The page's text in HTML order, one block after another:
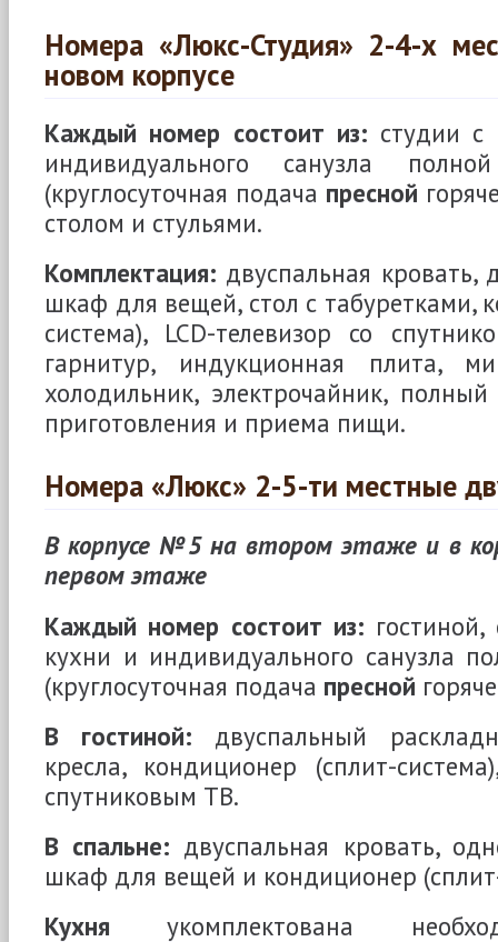
Номера «Люкс-Студия» 2-4-х
новом корпусе
Каждый номер состоит из: студии с
индивидуального санузла
(круглосуточная подача пресной
столом и стульями.
Комплектация: двуспальная кровать,
шкаф для вещей, стол с табуретками,
система), LCD-телевизор со
гарнитур, индукционная плита,
холодильник, электрочайник,
приготовления и приема пищи.
Номера «Люкс» 2-5-ти местные
В корпусе №5 на втором этаже и в
первом этаже
Каждый номер состоит из:
кухни и индивидуального санузла
(круглосуточная подача пресной
В гостиной: двуспальный
кресла, кондиционер (сплит-
спутниковым ТВ.
В спальне: двуспальная кровать,
шкаф для вещей и кондиционер
Кухня укомплектована